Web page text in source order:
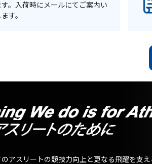
す。入荷時にメールにてご案内い
す。
アスリートの競技力向上と更なる飛躍を支え